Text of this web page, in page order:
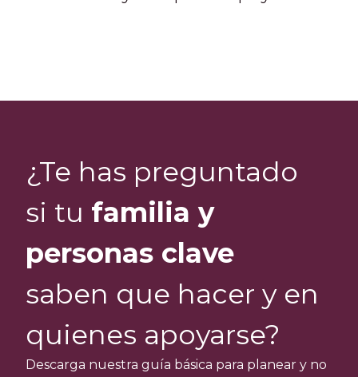
¿Te has preguntado
si tu familia y
personas clave
saben que hacer y en
quienes apoyarse?
Descarga nuestra guía básica para planear y no